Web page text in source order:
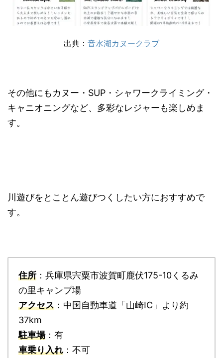
出典： 音水湖カヌークラブ
その他にもカヌー・SUP・シャワークライミング・
キャニオニングなど、多彩なレジャーも楽しめま
す。
川遊びをとことん遊びつくしたい方におすすめで
す。
住所 ：兵庫県宍粟市波賀町鹿伏175-10くるみ
の里キャンプ場
アクセス ：中国自動車道「山崎IC」より約
37km
駐車場：有
車乗り入れ：不可